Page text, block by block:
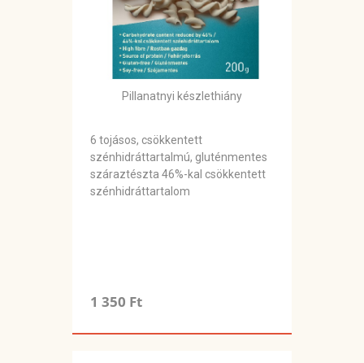
Pillanatnyi készlethiány
6 tojásos, csökkentett
szénhidráttartalmú, gluténmentes
száraztészta 46%-kal csökkentett
szénhidráttartalom
1 350 Ft